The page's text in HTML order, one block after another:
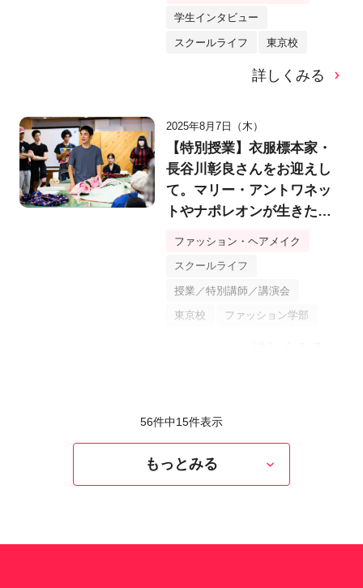
学生インタビュー
スクールライフ 東京校
詳しくみる
2025年8月7日（木）
【特別授業】衣服標本家・
長谷川彰良さんをお迎えし
て。マリー・アントワネッ
トやナポレオンが生きた時
ファッション・ヘアメイク
スクールライフ
授業／特別講師／講演会
東京校 ファッション学部
56件中15件表示
もっとみる